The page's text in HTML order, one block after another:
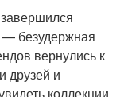
— безудержная
вернулись к
друзей и